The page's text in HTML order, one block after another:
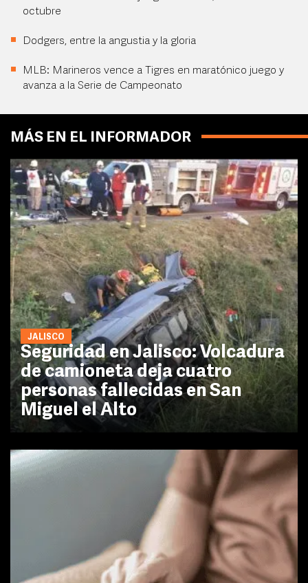
octubre
Dodgers, entre la angustia y la gloria
MLB: Marineros vence a Tigres en maratónico juego y
avanza a la Serie de Campeonato
MÁS EN EL INFORMADOR
JALISCO
Seguridad en Jalisco: Volcadura
de camioneta deja cuatro
personas fallecidas en San
Miguel el Alto